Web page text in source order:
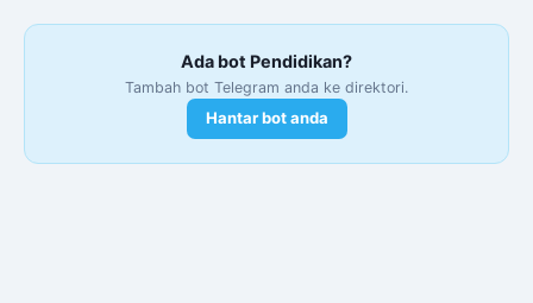
Ada bot Pendidikan?
Tambah bot Telegram anda ke direktori.
Hantar bot anda